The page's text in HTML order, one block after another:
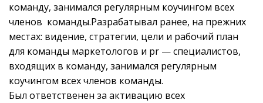
команду, занимался регулярным коучингом всех
членов команды.Разрабатывал ранее, на прежних
местах: видение, стратегии, цели и рабочий план
для команды маркетологов и pr — специалистов,
входящих в команду, занимался регулярным
коучингом всех членов команды.
Был ответственен за активацию всех